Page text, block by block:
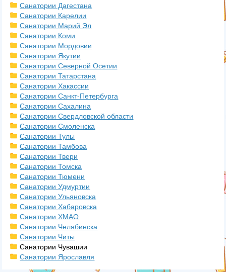
Санатории Дагестана
Санатории Карелии
Санатории Марий Эл
Санатории Коми
Санатории Мордовии
Санатории Якутии
Санатории Северной Осетии
Санатории Татарстана
Санатории Хакассии
Санатории Санкт-Петербурга
Санатории Сахалина
Санатории Свердловской области
Санатории Смоленска
Санатории Тулы
Санатории Тамбова
Санатории Твери
Санатории Томска
Санатории Тюмени
Санатории Удмуртии
Санатории Ульяновска
Санатории Хабаровска
Санатории ХМАО
Санатории Челябинска
Санатории Читы
Санатории Чувашии
Санатории Ярославля